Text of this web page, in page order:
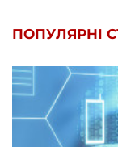
ПОПУЛЯРНІ